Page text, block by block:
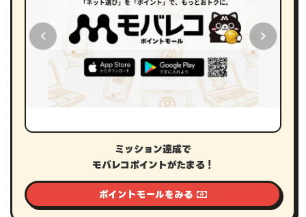
ミッション達成で
モバレコポイントがたまる！
ポイントモールをみる